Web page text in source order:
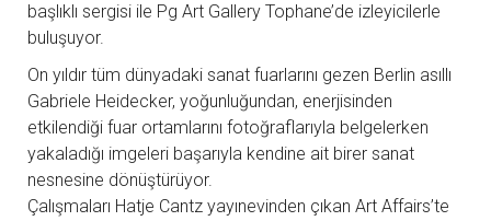
başlıklı sergisi ile Pg Art Gallery Tophane’de izleyicilerle
buluşuyor.
On yıldır tüm dünyadaki sanat fuarlarını gezen Berlin asıllı
Gabriele Heidecker, yoğunluğundan, enerjisinden
etkilendiği fuar ortamlarını fotoğraflarıyla belgelerken
yakaladığı imgeleri başarıyla kendine ait birer sanat
nesnesine dönüştürüyor.
Çalışmaları Hatje Cantz yayınevinden çıkan Art Affairs’te